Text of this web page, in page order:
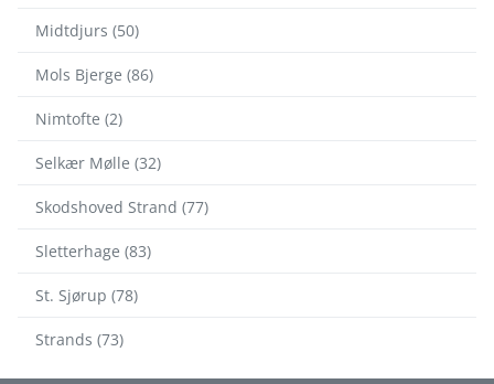
Midtdjurs (50)
Mols Bjerge (86)
Nimtofte (2)
Selkær Mølle (32)
Skodshoved Strand (77)
Sletterhage (83)
St. Sjørup (78)
Strands (73)